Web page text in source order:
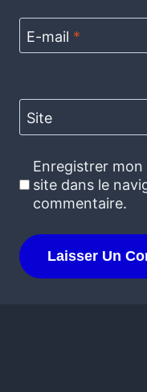
E-mail *
Site
Enregistrer
site dans le
commentaire.